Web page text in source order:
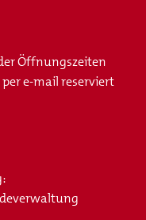
Öffnungszeiten
e-mail reserviert